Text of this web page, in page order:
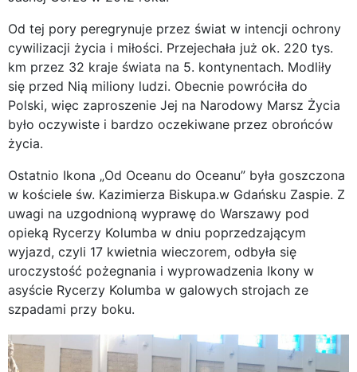
Od tej pory peregrynuje przez świat w intencji ochrony
cywilizacji życia i miłości. Przejechała już ok. 220 tys.
km przez 32 kraje świata na 5. kontynentach. Modliły
się przed Nią miliony ludzi. Obecnie powróciła do
Polski, więc zaproszenie Jej na Narodowy Marsz Życia
było oczywiste i bardzo oczekiwane przez obrońców
życia.
Ostatnio Ikona „Od Oceanu do Oceanu” była goszczona
w kościele św. Kazimierza Biskupa.w Gdańsku Zaspie. Z
uwagi na uzgodnioną wyprawę do Warszawy pod
opieką Rycerzy Kolumba w dniu poprzedzającym
wyjazd, czyli 17 kwietnia wieczorem, odbyła się
uroczystość pożegnania i wyprowadzenia Ikony w
asyście Rycerzy Kolumba w galowych strojach ze
szpadami przy boku.